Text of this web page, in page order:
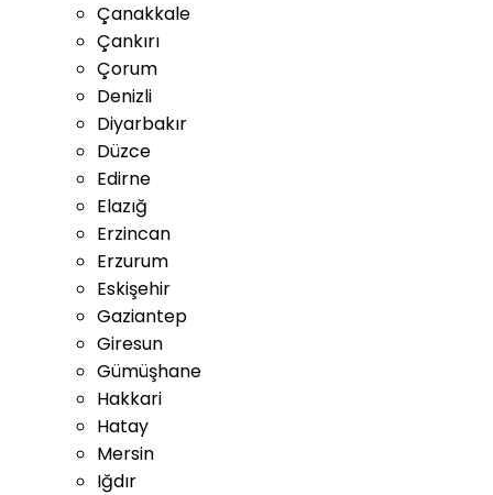
Çanakkale
Çankırı
Çorum
Denizli
Diyarbakır
Düzce
Edirne
Elazığ
Erzincan
Erzurum
Eskişehir
Gaziantep
Giresun
Gümüşhane
Hakkari
Hatay
Mersin
Iğdır